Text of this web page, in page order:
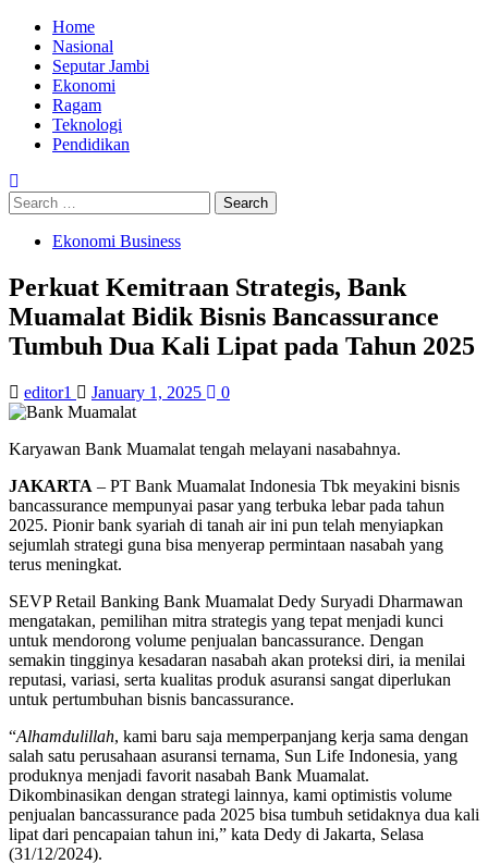
Skip
content
Primary
Menu
Home
Nasional
Seputar Jambi
Ekonomi
Ragam
Teknologi
Pendidikan
Search
for:
Ekonomi Business
Perkuat Kemitraan Strategis, Bank
Muamalat Bidik Bisnis Bancassurance
Tumbuh Dua Kali Lipat pada Tahun 2025
editor1 January 1, 2025 0
Karyawan Bank Muamalat tengah melayani nasabahnya.
JAKARTA – PT Bank Muamalat Indonesia Tbk meyakini bisnis
bancassurance mempunyai pasar yang terbuka lebar pada tahun
2025. Pionir bank syariah di tanah air ini pun telah menyiapkan
sejumlah strategi guna bisa menyerap permintaan nasabah yang
terus meningkat.
SEVP Retail Banking Bank Muamalat Dedy Suryadi Dharmawan
mengatakan, pemilihan mitra strategis yang tepat menjadi kunci
untuk mendorong volume penjualan bancassurance. Dengan
semakin tingginya kesadaran nasabah akan proteksi diri, ia menilai
reputasi, variasi, serta kualitas produk asuransi sangat diperlukan
untuk pertumbuhan bisnis bancassurance.
“Alhamdulillah, kami baru saja memperpanjang kerja sama dengan
salah satu perusahaan asuransi ternama, Sun Life Indonesia, yang
produknya menjadi favorit nasabah Bank Muamalat.
Dikombinasikan dengan strategi lainnya, kami optimistis volume
penjualan bancassurance pada 2025 bisa tumbuh setidaknya dua kali
lipat dari pencapaian tahun ini,” kata Dedy di Jakarta, Selasa
(31/12/2024).